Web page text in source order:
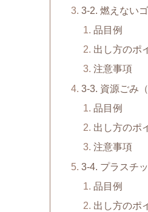
3-2. 燃えない
品目例
出し方のポ
注意事項
3-3. 資源ごみ
品目例
出し方のポ
注意事項
3-4. プラスチ
品目例
出し方のポ